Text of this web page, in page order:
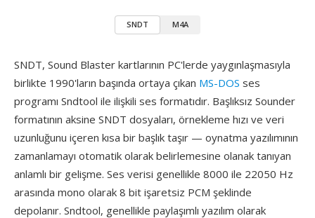
SNDT M4A
SNDT, Sound Blaster kartlarının PC'lerde yaygınlaşmasıyla
birlikte 1990'ların başında ortaya çıkan MS-DOS ses
programı Sndtool ile ilişkili ses formatıdır. Başlıksız Sounder
formatının aksine SNDT dosyaları, örnekleme hızı ve veri
uzunluğunu içeren kısa bir başlık taşır — oynatma yazılımının
zamanlamayı otomatik olarak belirlemesine olanak tanıyan
anlamlı bir gelişme. Ses verisi genellikle 8000 ile 22050 Hz
arasında mono olarak 8 bit işaretsiz PCM şeklinde
depolanır. Sndtool, genellikle paylaşımlı yazılım olarak